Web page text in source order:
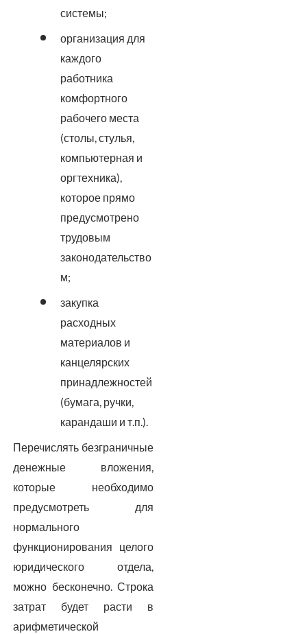
системы;
организация для
каждого
работника
комфортного
рабочего места
(столы, стулья,
компьютерная и
оргтехника),
которое прямо
предусмотрено
трудовым
законодательство
м;
закупка
расходных
материалов и
канцелярских
принадлежностей
(бумага, ручки,
карандаши и т.п.).
Перечислять безграничные
денежные вложения,
которые необходимо
предусмотреть для
нормального
функционирования целого
юридического отдела,
можно бесконечно. Строка
затрат будет расти в
арифметической